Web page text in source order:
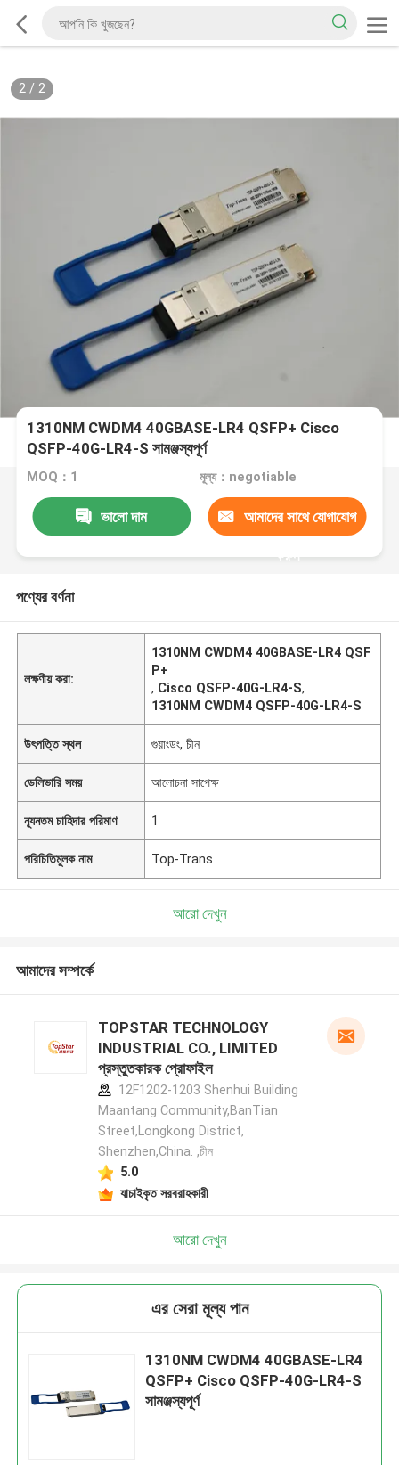
2/ 2
1310NM CWDM4 40GBASE-LR4 QSFP+ Cisco
QSFP-40G-LR4-S সামঞ্জস্যপূর্ণ
MOQ：1 মূল্য：negotiable
ভালো দাম আমাদের সাথে যোগাযোগ
করুন
পণ্যের বর্ণনা
লক্ষণীয় করা:
1310NM CWDM4 40GBASE-LR4 QSF
P+
, Cisco QSFP-40G-LR4-S,
1310NM CWDM4 QSFP-40G-LR4-S
উৎপত্তি স্থল গুয়াংডং, চীন
ডেলিভারি সময় আলোচনা সাপেক্ষ
ন্যূনতম চাহিদার পরিমাণ 1
পরিচিতিমুলক নাম Top-Trans
আরো দেখুন
আমাদের সম্পর্কে
TOPSTAR TECHNOLOGY
INDUSTRIAL CO., LIMITED
প্রস্তুতকারক প্রোফাইল
12F1202-1203 Shenhui Building
Maantang Community,BanTian
Street,Longkong District,
Shenzhen,China. ,চীন
5.0
যাচাইকৃত সরবরাহকারী
আরো দেখুন
এর সেরা মূল্য পান
1310NM CWDM4 40GBASE-LR4
QSFP+ Cisco QSFP-40G-LR4-S
সামঞ্জস্যপূর্ণ